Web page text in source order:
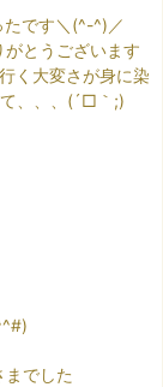
です＼(^-^)／
とうございます
く大変さが身に染
、、、(´□｀;)
でした